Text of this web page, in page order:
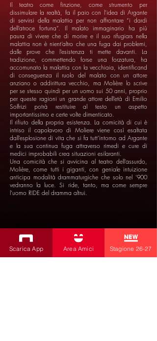
Il teatro come finzione, come strumento per
dissimulare la realtà, fa il paio con l’idea di Argante
di servirsi della malattia per non affrontare “i dardi
dell’atroce fortuna”. Il malato immaginario ha più
paura di vivere che di morire e il suo rifugiars nella
malattia non è nient’altro che una fuga dai problemi,
dalle prove che l’esistenza ti mette davanti. La
tradizione, commettendo forse una forzatura, ha
accomunato la malattia con la vecchiaia, identificand
di conseguenza il ruolo del malato con un attore
anziano o addirittura vecchio, ma Molière lo scrive
per se stesso quindi per un uomo sui 50 anni, proprio
per queste ragioni un grande attore dell’età di Emilio
Solfrizi potrà restituire al testo un aspetto
importantissimo e certe volte dimenticato.
Il rifiuto della propria esistenza. La comicità di cui è
intriso il capolavoro di Moliere viene così esaltata
dall’esplosione di vita che si fa tutt’intorno ad Argante
e la sua continua fuga attraverso rimedi e cure di
medici improbabili crea situazioni esilaranti.
Una comicità che si avvicina al teatro dell’assurdo,
Molière, come tutti i giganti, con geniale intuizione
anticipa modalità drammaturgiche che solo nel ‘900
vedranno la luce. Si ride, tanto, ma come sempre
l’uomo RIDE del dramma altrui.
Scarica App Area Amici Stagione 26-27